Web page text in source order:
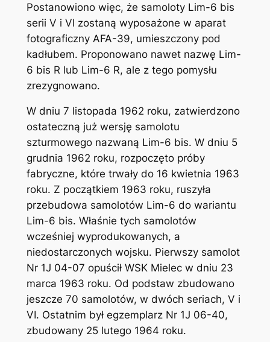
Postanowiono więc, że samoloty Lim-6 bis
serii V i VI zostaną wyposażone w aparat
fotograficzny AFA-39, umieszczony pod
kadłubem. Proponowano nawet nazwę Lim-
6 bis R lub Lim-6 R, ale z tego pomysłu
zrezygnowano.
W dniu 7 listopada 1962 roku, zatwierdzono
ostateczną już wersję samolotu
szturmowego nazwaną Lim-6 bis. W dniu 5
grudnia 1962 roku, rozpoczęto próby
fabryczne, które trwały do 16 kwietnia 1963
roku. Z początkiem 1963 roku, ruszyła
przebudowa samolotów Lim-6 do wariantu
Lim-6 bis. Właśnie tych samolotów
wcześniej wyprodukowanych, a
niedostarczonych wojsku. Pierwszy samolot
Nr 1J 04-07 opuścił WSK Mielec w dniu 23
marca 1963 roku. Od podstaw zbudowano
jeszcze 70 samolotów, w dwóch seriach, V i
VI. Ostatnim był egzemplarz Nr 1J 06-40,
zbudowany 25 lutego 1964 roku.